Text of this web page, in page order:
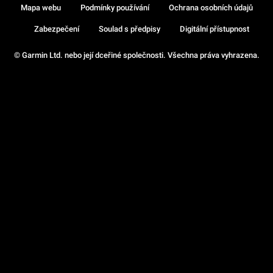
© Garmin Ltd. nebo její dceřiné společnosti. Všechna práva vyhrazena.
Mapa webu Podmínky používání Ochrana osobních údajů
Zabezpečení Soulad s předpisy Digitální přístupnost